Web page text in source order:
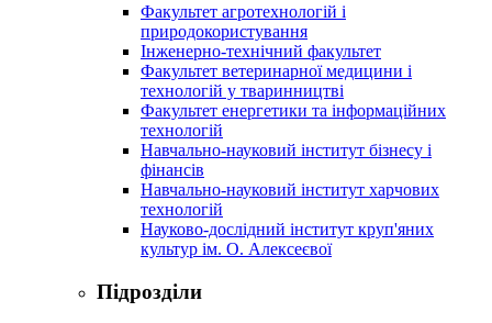
Факультет агротехнологій і
природокористування
Інженерно-технічний факультет
Факультет ветеринарної медицини і
технологій у тваринництві
Факультет енергетики та інформаційних
технологій
Навчально-науковий інститут бізнесу і
фінансів
Навчально-науковий інститут харчових
технологій
Науково-дослідний інститут круп'яних
культур ім. О. Алексеєвої
Підрозділи